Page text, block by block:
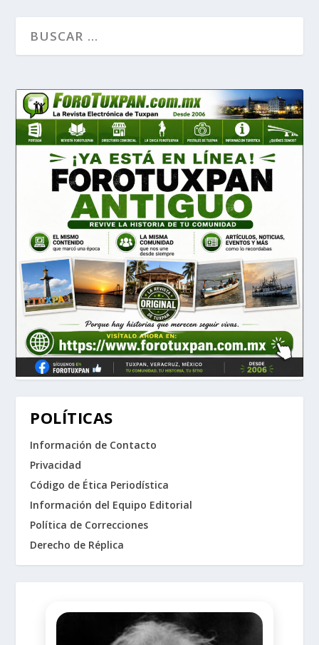
POLÍTICAS
Información de Contacto
Privacidad
Código de Ética Periodística
Información del Equipo Editorial
Política de Correcciones
Derecho de Réplica